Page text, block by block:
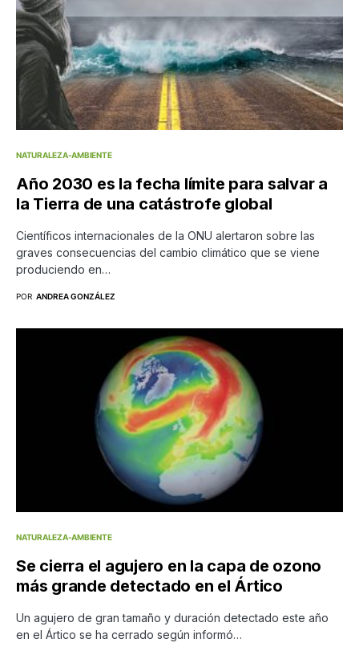
NATURALEZA-AMBIENTE
Año 2030 es la fecha límite para salvar a
la Tierra de una catástrofe global
Científicos internacionales de la ONU alertaron sobre las
graves consecuencias del cambio climático que se viene
produciendo en…
POR ANDREA GONZÁLEZ
NATURALEZA-AMBIENTE
Se cierra el agujero en la capa de ozono
más grande detectado en el Ártico
Un agujero de gran tamaño y duración detectado este año
en el Ártico se ha cerrado según informó…